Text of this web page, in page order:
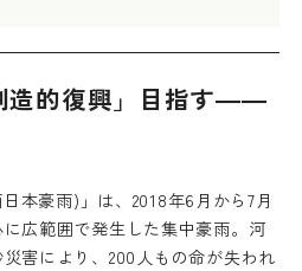
造的復興」目指す――
本豪雨)」は、2018年6月から7月
広範囲で発生した集中豪雨。河
害により、200人もの命が失われ